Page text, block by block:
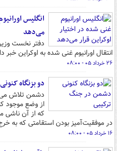
انگلیس
می‌دهد
دفتر نخست
انتقال اورانیوم غنی شده به اوکراین خبر
۲۶ خرداد ۰۵ - ۰۸:۰۰
دو بزنگاه
دشمن تلاش
از وضع موجود
که از آن ناشی
در موفقیت‌آمیز بودن استقامتی که به
۱۶ خرداد ۰۵ - ۰۸:۰۰